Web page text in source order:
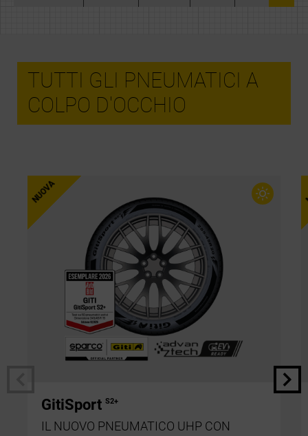
TUTTI GLI PNEUMATICI A
COLPO D'OCCHIO
GitiSport S2+
IL NUOVO PNEUMATICO UHP CON